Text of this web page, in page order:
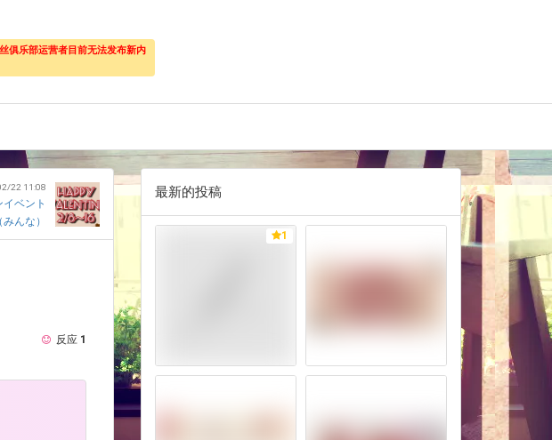
俱乐部运营者目前无法发布新内
22 11:08
ベント
んな）
反应 1
最新的投稿
1